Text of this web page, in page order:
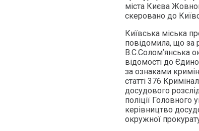
міста Києва
скеровано до
Київська міська
повідомила, що за
В.С.Солом’янська
відомості до
за ознаками
статті 376
досудового
поліції Головного
керівництво
окружної